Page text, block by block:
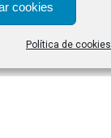
cookies
Política de cookies